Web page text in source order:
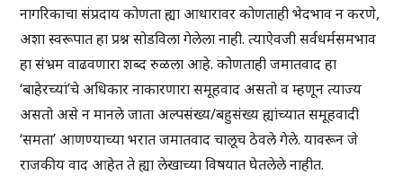
नागरिकाचा संप्रदाय कोणता ह्या आधारावर कोणताही भेदभाव न करणे,
अशा स्वरूपात हा प्रश्न सोडविला गेलेला नाही. त्याऐवजी सर्वधर्मसमभाव
हा संभ्रम वाढवणारा शब्द रुळला आहे. कोणताही जमातवाद हा
‘बाहेरच्यां’चे अधिकार नाकारणारा समूहवाद असतो व म्हणून त्याज्य
असतो असे न मानले जाता अल्पसंख्य/बहुसंख्य ह्यांच्यात समूहवादी
‘समता’ आणण्याच्या भरात जमातवाद चालूच ठेवले गेले. यावरून जे
राजकीय वाद आहेत ते ह्या लेखाच्या विषयात घेतलेले नाहीत.